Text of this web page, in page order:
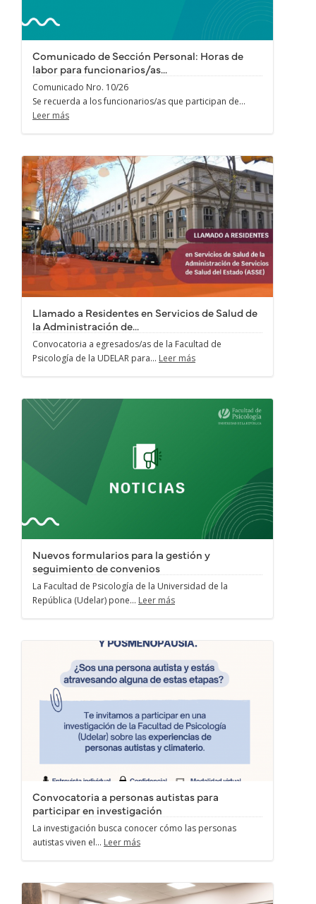
Comunicado de Sección Personal: Horas de
labor para funcionarios/as...
Comunicado Nro. 10/26
Se recuerda a los funcionarios/as que participan de...
Leer más
Llamado a Residentes en Servicios de Salud de
la Administración de...
Convocatoria a egresados/as de la Facultad de
Psicología de la UDELAR para... Leer más
Nuevos formularios para la gestión y
seguimiento de convenios
La Facultad de Psicología de la Universidad de la
República (Udelar) pone... Leer más
Convocatoria a personas autistas para
participar en investigación
La investigación busca conocer cómo las personas
autistas viven el... Leer más